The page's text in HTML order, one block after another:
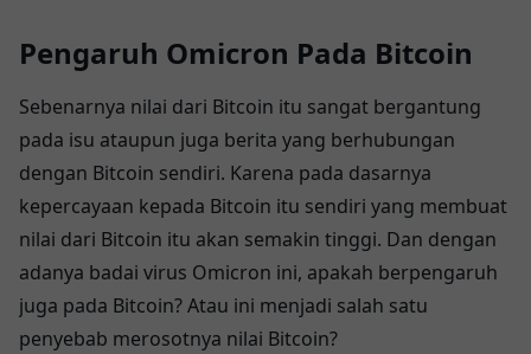
Pengaruh Omicron Pada Bitcoin
Sebenarnya nilai dari Bitcoin itu sangat bergantung
pada isu ataupun juga berita yang berhubungan
dengan Bitcoin sendiri. Karena pada dasarnya
kepercayaan kepada Bitcoin itu sendiri yang membuat
nilai dari Bitcoin itu akan semakin tinggi. Dan dengan
adanya badai virus Omicron ini, apakah berpengaruh
juga pada Bitcoin? Atau ini menjadi salah satu
penyebab merosotnya nilai Bitcoin?